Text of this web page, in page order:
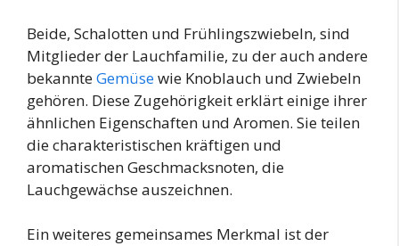
Beide, Schalotten und Frühlingszwiebeln, sind
Mitglieder der Lauchfamilie, zu der auch andere
bekannteGemüsewie Knoblauch und Zwiebeln
gehören. Diese Zugehörigkeit erklärt einige ihrer
ähnlichen Eigenschaften und Aromen. Sie teilen
die charakteristischen kräftigen und
aromatischen Geschmacksnoten, die
Lauchgewächse auszeichnen.
Ein weiteres gemeinsames Merkmal ist der